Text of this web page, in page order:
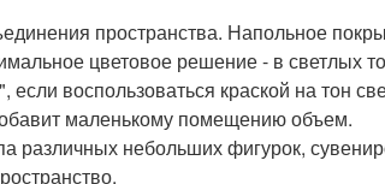
пространства. Напольное
цветовое решение - в светлых
воспользоваться краской на тон
маленькому помещению объем.
различных небольших фигурок,